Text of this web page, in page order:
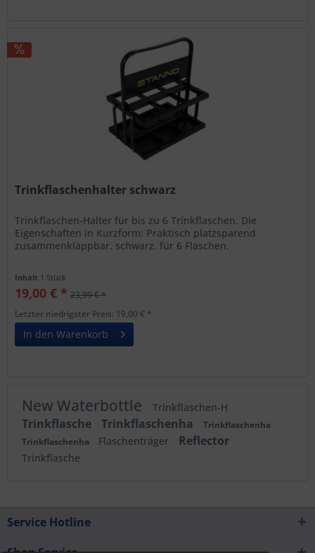
Trinkflaschenhalter schwarz
Trinkflaschen-Halter für bis zu 6 Trinkflaschen. Die
Eigenschaften in Kurzform: Praktisch platzsparend
zusammenklappbar. schwarz. für 6 Flaschen.
Inhalt 1 Stück
19,00 € * 23,99 € *
Letzter niedrigster Preis: 19,00 € *
In den Warenkorb
New Waterbottle Trinkflaschen-H
Trinkflasche Trinkflaschenha
Trinkflaschenha
Trinkflaschenha
Flaschenträger Reflector
Trinkflasche
Service Hotline